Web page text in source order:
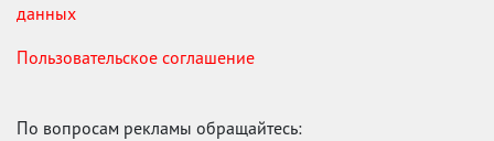
данных
Пользовательское соглашение
По вопросам рекламы обращайтесь: